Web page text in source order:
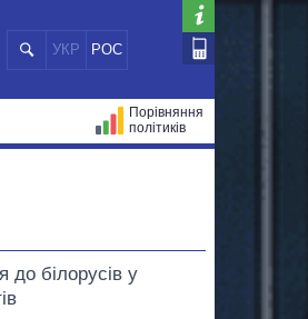
УКР РОС
Порівняння
політиків
до білорусів у